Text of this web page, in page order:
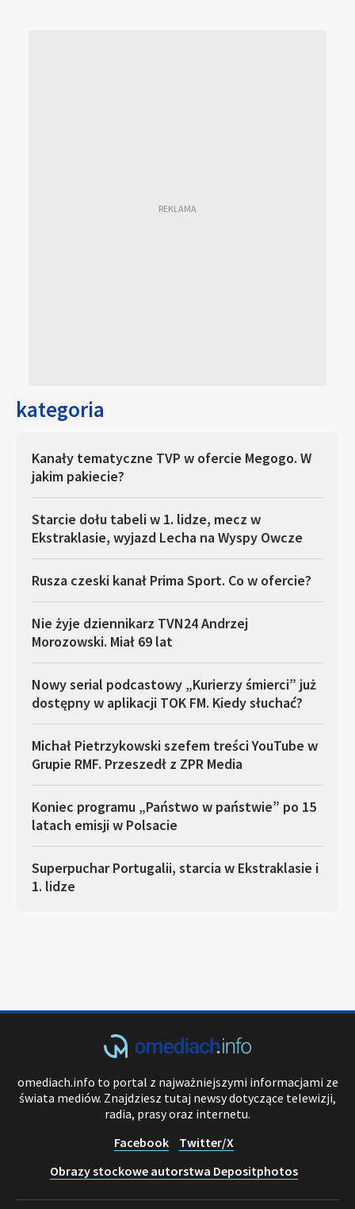
kategoria
Kanały tematyczne TVP w ofercie Megogo. W
jakim pakiecie?
Starcie dołu tabeli w 1. lidze, mecz w
Ekstraklasie, wyjazd Lecha na Wyspy Owcze
Rusza czeski kanał Prima Sport. Co w ofercie?
Nie żyje dziennikarz TVN24 Andrzej
Morozowski. Miał 69 lat
Nowy serial podcastowy „Kurierzy śmierci” już
dostępny w aplikacji TOK FM. Kiedy słuchać?
Michał Pietrzykowski szefem treści YouTube w
Grupie RMF. Przeszedł z ZPR Media
Koniec programu „Państwo w państwie” po 15
latach emisji w Polsacie
Superpuchar Portugalii, starcia w Ekstraklasie i
1. lidze
omediach.info to portal z najważniejszymi informacjami ze
świata mediów. Znajdziesz tutaj newsy dotyczące telewizji,
radia, prasy oraz internetu.
Facebook
Twitter/X
Obrazy stockowe autorstwa Depositphotos